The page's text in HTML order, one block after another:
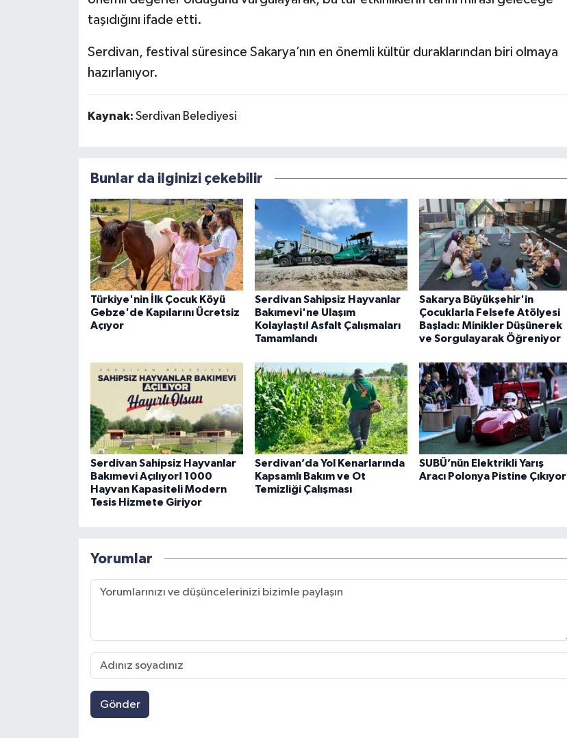
taşıdığını ifade etti.
Serdivan, festival süresince Sakarya’nın en önemli kültür duraklarından biri olmaya
hazırlanıyor.
Kaynak: Serdivan Belediyesi
Bunlar da ilginizi çekebilir
Türkiye'nin İlk Çocuk Köyü
Gebze'de Kapılarını Ücretsiz
Açıyor
Serdivan Sahipsiz Hayvanlar
Bakımevi'ne Ulaşım
Kolaylaştı! Asfalt Çalışmaları
Tamamlandı
Sakarya Büyükşehir'in
Çocuklarla Felsefe Atölyesi
Başladı: Minikler Düşünerek
ve Sorgulayarak Öğreniyor
Serdivan Sahipsiz Hayvanlar
Bakımevi Açılıyor! 1000
Hayvan Kapasiteli Modern
Tesis Hizmete Giriyor
Serdivan’da Yol Kenarlarında
Kapsamlı Bakım ve Ot
Temizliği Çalışması
SUBÜ’nün Elektrikli Yarış
Aracı Polonya Pistine Çıkıyor
Yorumlar
Gönder